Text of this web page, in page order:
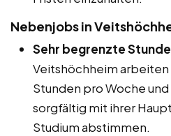
Nebenjobs in
Sehr begrenzte
Veitshöchheim
Stunden pro Woche
sorgfältig mit ihrer
Studium abstimmen.